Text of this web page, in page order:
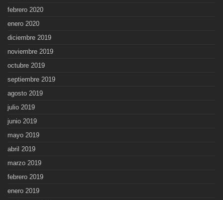
febrero 2020
enero 2020
diciembre 2019
noviembre 2019
octubre 2019
septiembre 2019
agosto 2019
julio 2019
junio 2019
mayo 2019
abril 2019
marzo 2019
febrero 2019
enero 2019